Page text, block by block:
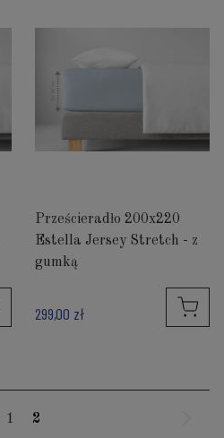
Prześcieradło 200x220
Estella Jersey Stretch - z
gumką
299,00 zł
1 2